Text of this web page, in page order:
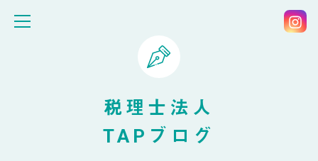
税理士法人
TAPブログ